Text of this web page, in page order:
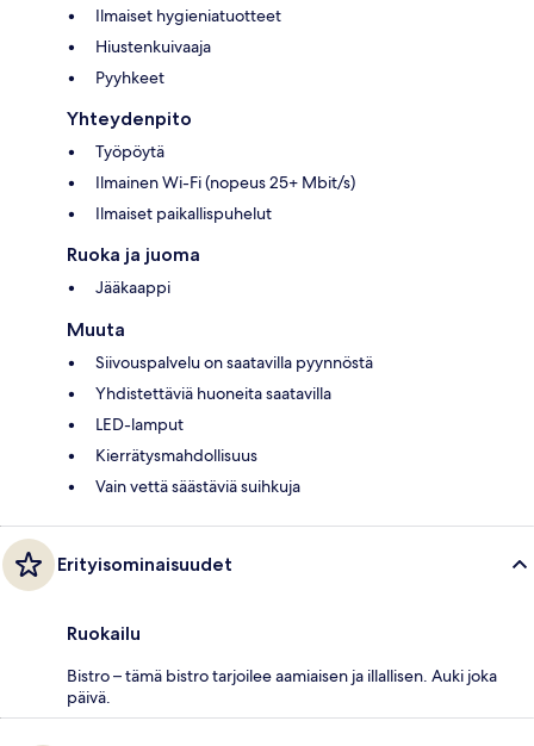
Ilmaiset hygieniatuotteet
Hiustenkuivaaja
Pyyhkeet
Yhteydenpito
Työpöytä
Ilmainen Wi-Fi (nopeus 25+ Mbit/s)
Ilmaiset paikallispuhelut
Ruoka ja juoma
Jääkaappi
Muuta
Siivouspalvelu on saatavilla pyynnöstä
Yhdistettäviä huoneita saatavilla
LED-lamput
Kierrätysmahdollisuus
Vain vettä säästäviä suihkuja
Erityisominaisuudet
Ruokailu
Bistro – tämä bistro tarjoilee aamiaisen ja illallisen. Auki joka
päivä.